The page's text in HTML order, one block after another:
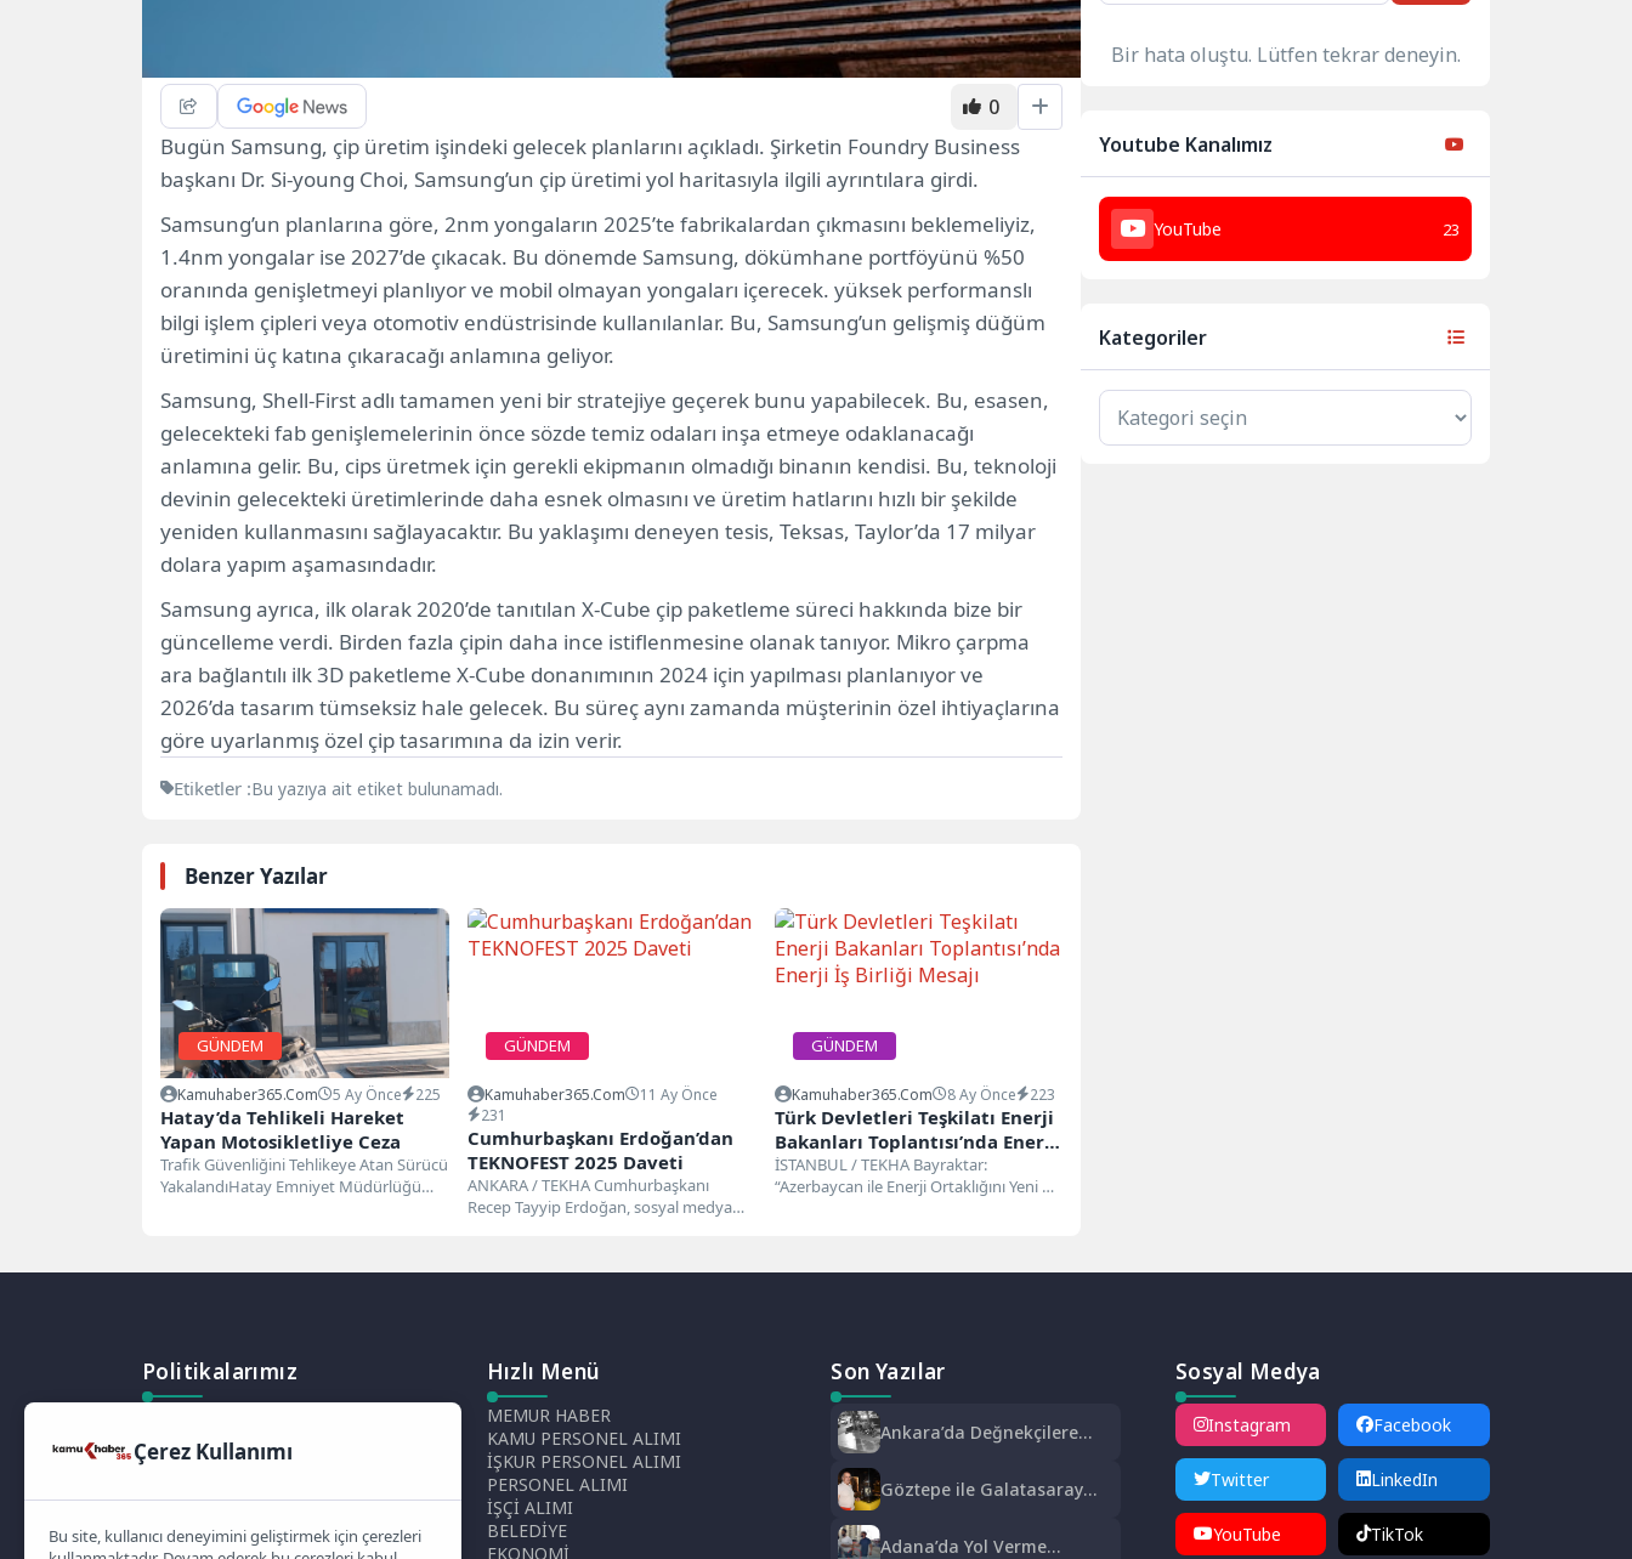
0
Bugün Samsung, çip üretim işindeki gelecek planlarını açıkladı. Şirketin Foundry Business
başkanı Dr. Si-young Choi, Samsung’un çip üretimi yol haritasıyla ilgili ayrıntılara girdi.
Samsung’un planlarına göre, 2nm yongaların 2025’te fabrikalardan çıkmasını beklemeliyiz,
1.4nm yongalar ise 2027’de çıkacak. Bu dönemde Samsung, dökümhane portföyünü %50
oranında genişletmeyi planlıyor ve mobil olmayan yongaları içerecek. yüksek performanslı
bilgi işlem çipleri veya otomotiv endüstrisinde kullanılanlar. Bu, Samsung’un gelişmiş düğüm
üretimini üç katına çıkaracağı anlamına geliyor.
Samsung, Shell-First adlı tamamen yeni bir stratejiye geçerek bunu yapabilecek. Bu, esasen,
gelecekteki fab genişlemelerinin önce sözde temiz odaları inşa etmeye odaklanacağı
anlamına gelir. Bu, cips üretmek için gerekli ekipmanın olmadığı binanın kendisi. Bu, teknoloji
devinin gelecekteki üretimlerinde daha esnek olmasını ve üretim hatlarını hızlı bir şekilde
yeniden kullanmasını sağlayacaktır. Bu yaklaşımı deneyen tesis, Teksas, Taylor’da 17 milyar
dolara yapım aşamasındadır.
Samsung ayrıca, ilk olarak 2020’de tanıtılan X-Cube çip paketleme süreci hakkında bize bir
güncelleme verdi. Birden fazla çipin daha ince istiflenmesine olanak tanıyor. Mikro çarpma
ara bağlantılı ilk 3D paketleme X-Cube donanımının 2024 için yapılması planlanıyor ve
2026’da tasarım tümseksiz hale gelecek. Bu süreç aynı zamanda müşterinin özel ihtiyaçlarına
göre uyarlanmış özel çip tasarımına da izin verir.
Etiketler :Bu yazıya ait etiket bulunamadı.
Benzer Yazılar
GÜNDEM
Kamuhaber365.com 5 Ay Önce 225
Hatay’da Tehlikeli Hareket
Yapan Motosikletliye Ceza
Trafik Güvenliğini Tehlikeye Atan Sürücü
YakalandıHatay Emniyet Müdürlüğü
GÜNDEM
Kamuhaber365.com
11 Ay Önce
231
Cumhurbaşkanı Erdoğan’dan
TEKNOFEST 2025 Daveti
ANKARA / TEKHA Cumhurbaşkanı
Recep Tayyip Erdoğan, sosyal medya
GÜNDEM
Kamuhaber365.com 8 Ay Önce 223
Türk Devletleri Teşkilatı Enerji
Bakanları Toplantısı’nda Enerji
İş Birliği Mesajı
İSTANBUL / TEKHA Bayraktar:
“Azerbaycan ile Enerji Ortaklığını Yeni Bir
Bir hata oluştu. Lütfen tekrar deneyin.
Youtube Kanalımız
YouTube 23
Kategoriler
Politikalarımız
Çerez Politikası
Telif Hakları Politikası
Hızlı Menü
MEMUR HABER
KAMU PERSONEL ALIMI
İŞKUR PERSONEL ALIMI
PERSONEL ALIMI
İŞÇİ ALIMI
BELEDİYE
EKONOMİ
Son Yazılar
Ankara’da Değnekçilere
Göztepe ile Galatasaray
Kupa Hikayesi
Adana’da Yol Verme
Sosyal Medya
Instagram Facebook
Twitter LinkedIn
YouTube TikTok
Çerez Kullanımı
Bu site, kullanıcı deneyimini geliştirmek için çerezleri